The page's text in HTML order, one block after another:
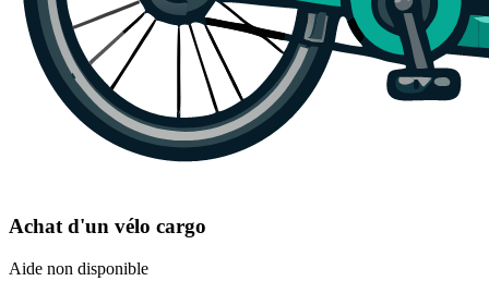
Achat d'un vélo cargo
Aide non disponible